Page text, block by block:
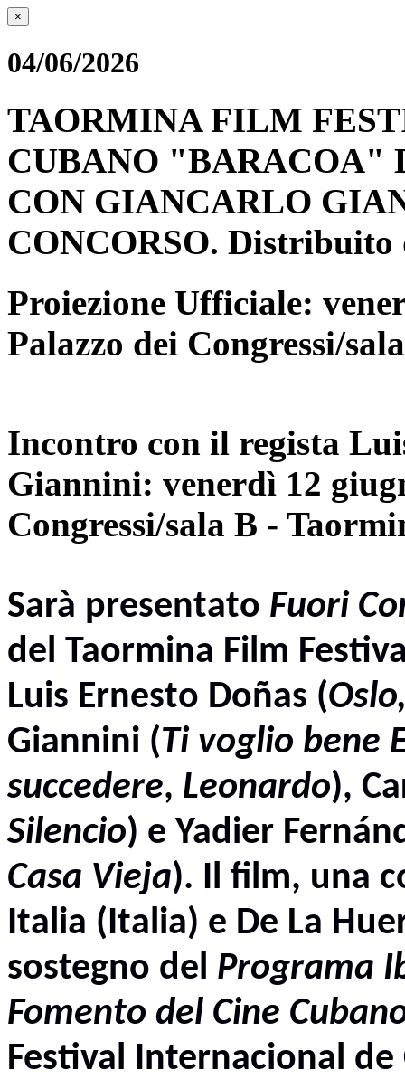
×
04/06/2026
TAORMINA FILM
CUBANO "BARACOA"
CON GIANCARLO
CONCORSO.
Proiezione Ufficiale:
Palazzo dei Congressi/
Incontro con il regista
Giannini: venerdì 12
Congressi/sala B -
Sarà presentato Fuori
del Taormina Film
Luis Ernesto Doñas (
Giannini (Ti voglio bene
succedere, Leonardo),
Silencio) e Yadier
Casa Vieja). Il film, una
Italia (Italia) e De La
sostegno del Programa
Fomento del Cine
Festival Internacional de